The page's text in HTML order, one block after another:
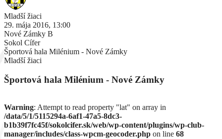
Mladší žiaci
29. mája 2016, 13:00
Nové Zámky B
Sokol Cífer
Športová hala Milénium - Nové Zámky
Mladší žiaci
Športová hala Milénium - Nové Zámky
Warning: Attempt to read property "lat" on array in
/data/5/1/5115294a-6af1-47a5-8dc3-
b1b39f7fc45f/sokolcifer.sk/web/wp-content/plugins/wp-club-
manager/includes/class-wpcm-geocoder.php on line 68